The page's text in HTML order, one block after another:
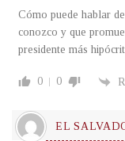
Cómo puede hablar
conozco y que
presidente más
0 0
EL